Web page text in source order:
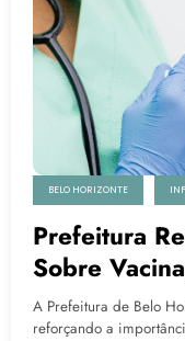
BELO HORIZONTE
Prefeitura
Sobre
Capital
A Prefeitura de Belo
reforçando a